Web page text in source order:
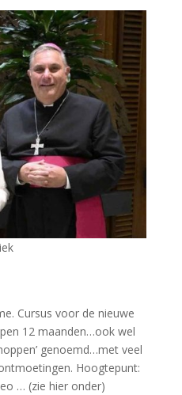
Cursus voor de nieuwe
12 maanden…ook wel
genoemd…met veel
Hoogtepunt:
… (zie hier onder)